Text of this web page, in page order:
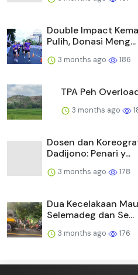
Double Impact
Pulih, Donasi Meng...
3 months ago 186
TPA Peh
3 months ago
Dosen dan
Dadijono: Penari y...
3 months ago 178
Dua Kecelakaan
Selemadeg dan Se...
3 months ago 176